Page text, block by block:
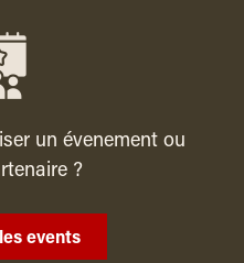
un évenement ou
?
events